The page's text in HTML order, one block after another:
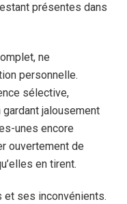
présentes dans
ne
personnelle.
sélective,
jalousement
unes encore
ouvertement de
en tirent.
et ses inconvénients.